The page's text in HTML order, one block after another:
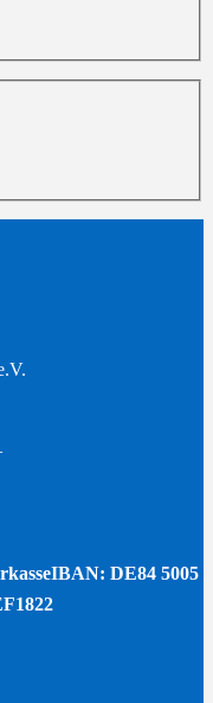
IBAN: DE84 5005